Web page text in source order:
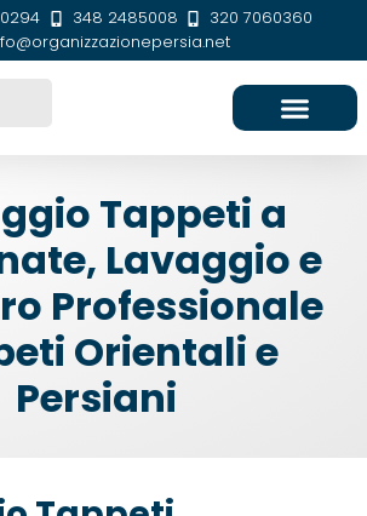
348 2485008
320 7060360
Tappeti a
Lavaggio e
Professionale
Orientali e
Persiani